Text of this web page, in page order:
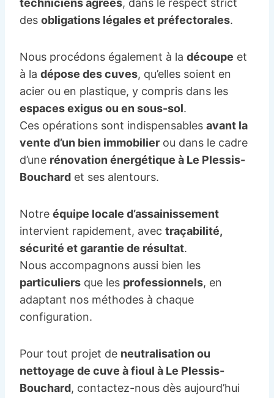
techniciens agréés, dans le respect strict
des obligations légales et préfectorales.
Nous procédons également à la découpe et
à la dépose des cuves, qu’elles soient en
acier ou en plastique, y compris dans les
espaces exigus ou en sous-sol.
Ces opérations sont indispensables avant la
vente d’un bien immobilier ou dans le cadre
d’une rénovation énergétique à Le Plessis-
Bouchard et ses alentours.
Notre équipe locale d’assainissement
intervient rapidement, avec traçabilité,
sécurité et garantie de résultat.
Nous accompagnons aussi bien les
particuliers que les professionnels, en
adaptant nos méthodes à chaque
configuration.
Pour tout projet de neutralisation ou
nettoyage de cuve à fioul à Le Plessis-
Bouchard, contactez-nous dès aujourd’hui